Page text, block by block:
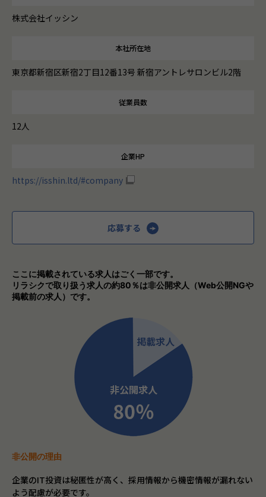
株式会社イッシン
本社所在地
東京都新宿区新宿2丁目12番13号 新宿アントレサロンビル2階
従業員数
12人
企業HP
https://isshin.ltd/#company
応募する
ここに掲載されている求人はごく一部です。
リラシクで取り扱う求人の約80％は非公開求人（Web公開NGや
掲載前の求人）です。
非公開の理由
企業のIT投資は秘匿性が高く、採用情報から機密情報が漏れない
よう配慮が必要です。